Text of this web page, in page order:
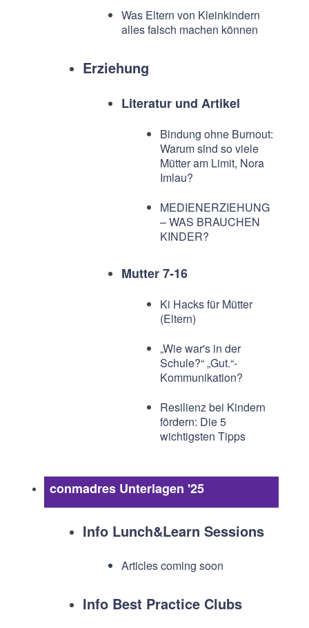
Was Eltern von Kleinkindern
alles falsch machen können
Erziehung
Literatur und Artikel
Bindung ohne Burnout:
Warum sind so viele
Mütter am Limit, Nora
Imlau?
MEDIENERZIEHUNG
– WAS BRAUCHEN
KINDER?
Mutter 7-16
Ki Hacks für Mütter
(Eltern)
„Wie war's in der
Schule?“ „Gut.“-
Kommunikation?
Resilienz bei Kindern
fördern: Die 5
wichtigsten Tipps
conmadres Unterlagen '25
Info Lunch&Learn Sessions
Articles coming soon
Info Best Practice Clubs